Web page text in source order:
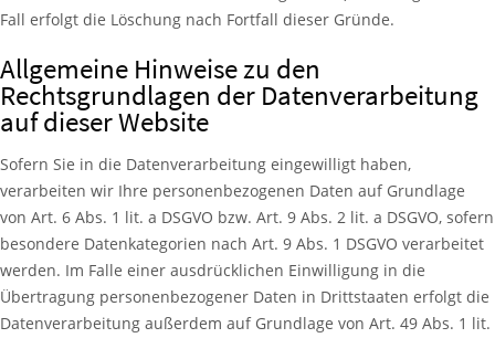
Fall erfolgt die Löschung nach Fortfall dieser Gründe.
Allgemeine Hinweise zu den
Rechtsgrundlagen der Datenverarbeitung
auf dieser Website
Sofern Sie in die Datenverarbeitung eingewilligt haben,
verarbeiten wir Ihre personenbezogenen Daten auf Grundlage
von Art. 6 Abs. 1 lit. a DSGVO bzw. Art. 9 Abs. 2 lit. a DSGVO, sofern
besondere Datenkategorien nach Art. 9 Abs. 1 DSGVO verarbeitet
werden. Im Falle einer ausdrücklichen Einwilligung in die
Übertragung personenbezogener Daten in Drittstaaten erfolgt die
Datenverarbeitung außerdem auf Grundlage von Art. 49 Abs. 1 lit.